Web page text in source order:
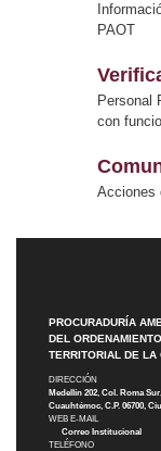
PAOT
Personal
con
Acciones
PROCURADURÍA
DEL ORDENAMIENTO
TERRITORIAL DE LA
DIRECCIÓN
Medellín 202, Col. Roma
Cuauhtémoc, C.P. 06700,
WEB E-MAIL
Correo Institucional
TELÉFONO